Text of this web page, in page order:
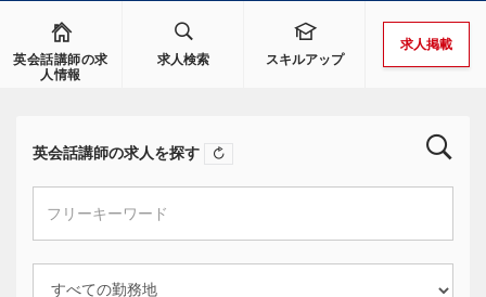
英会話講師の求
人情報
求人検索 スキルアップ
求人掲載
英会話講師の求人を探す